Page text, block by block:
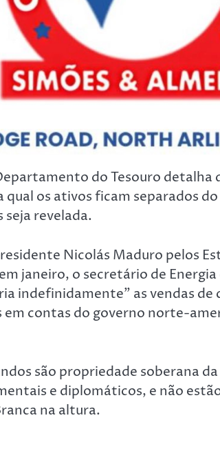
do Tesouro detalha
qual os ativos ficam separados
seja revelada.
Nicolás Maduro pelos
janeiro, o secretário de
indefinidamente” as vendas de
em contas do governo norte-
são propriedade soberana
e diplomáticos, e não
na altura.